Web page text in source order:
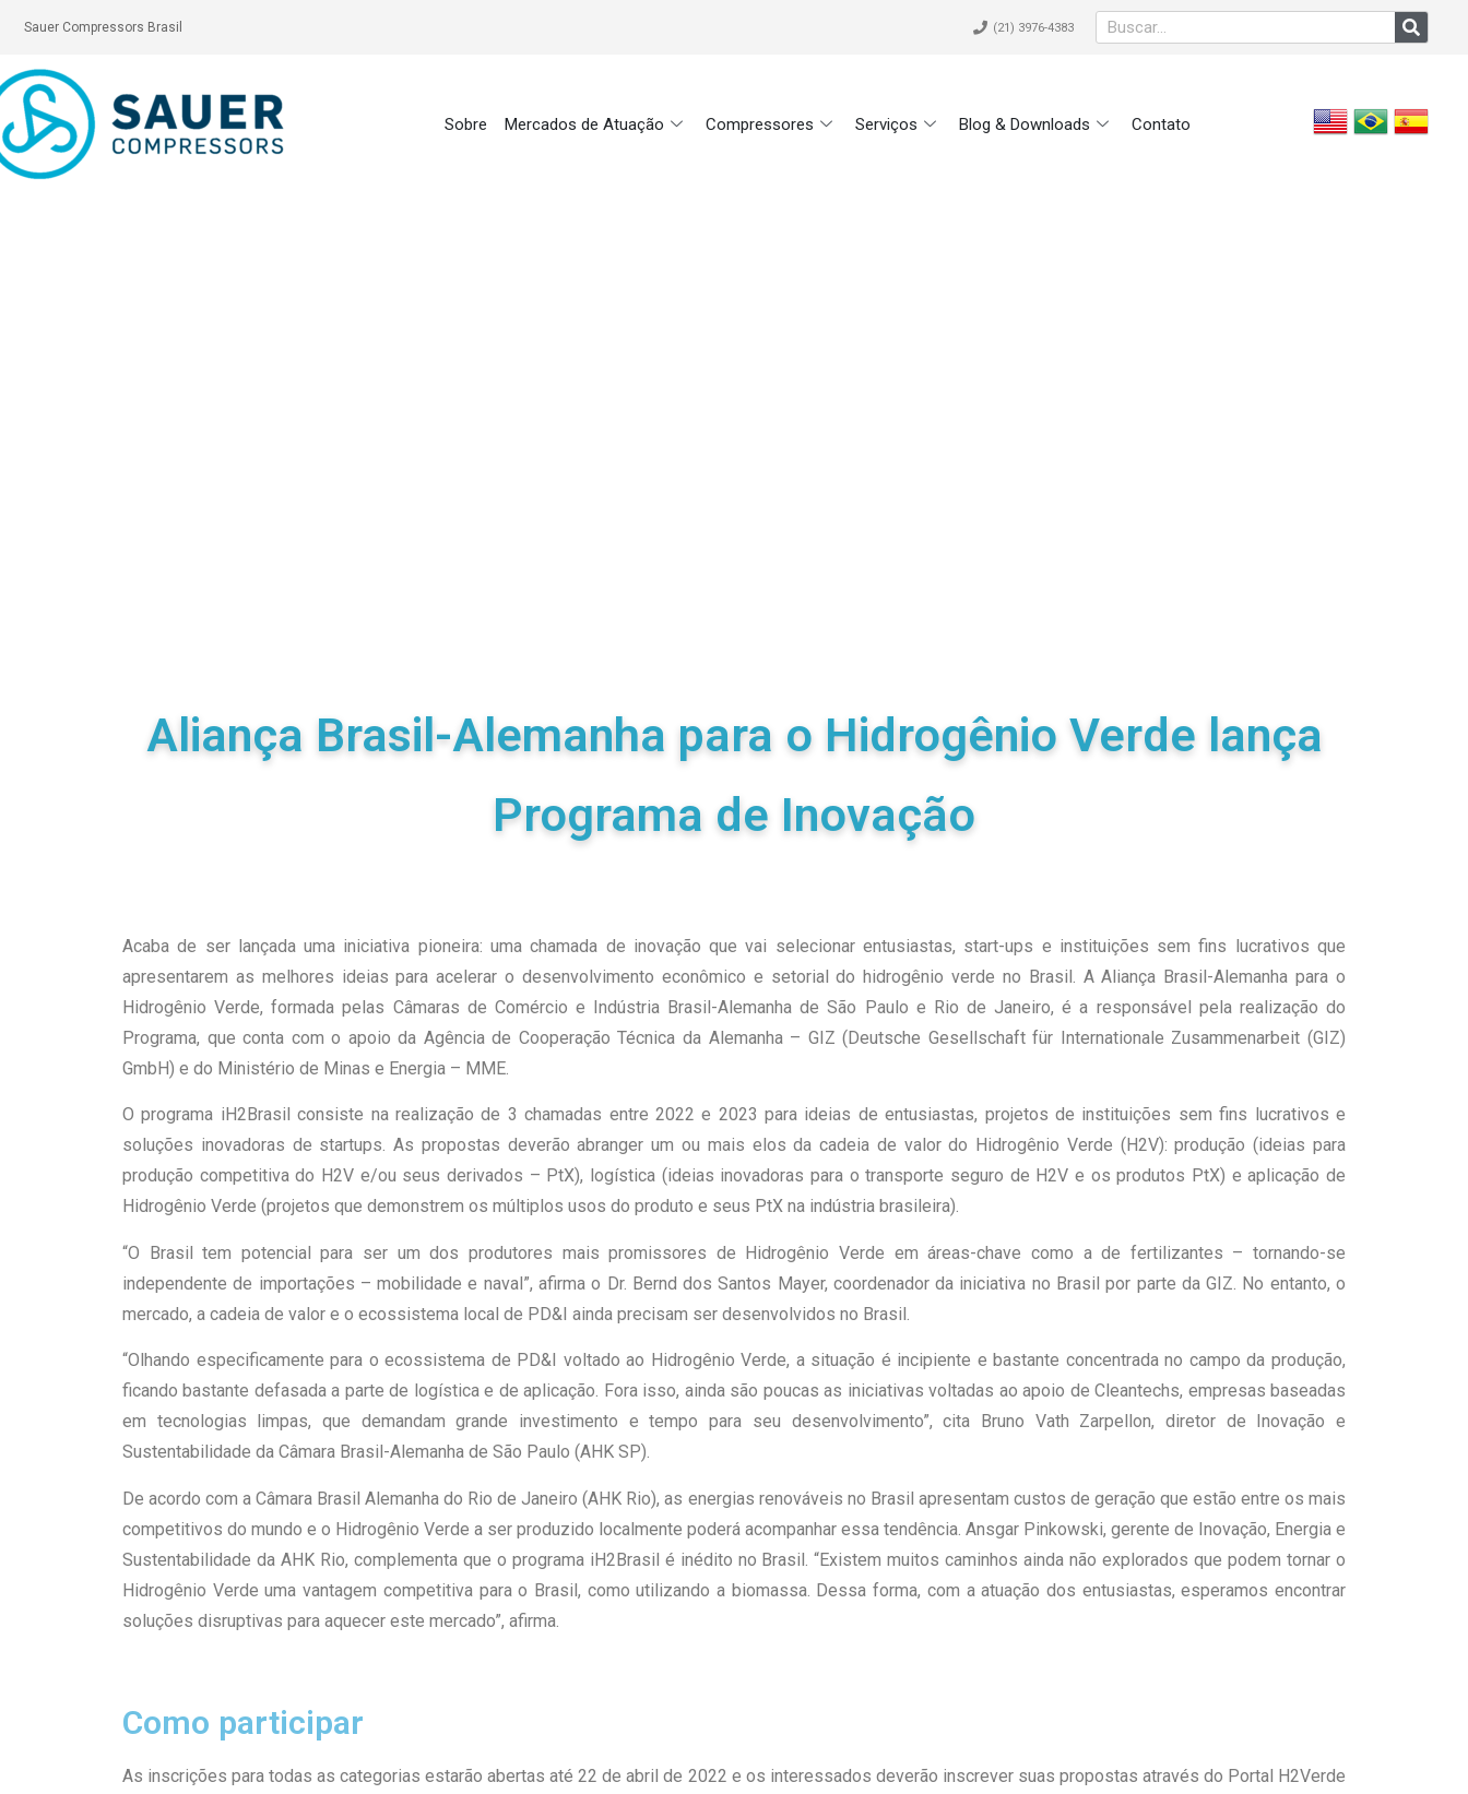
Sauer Compressors Brasil (21) 3976-4383
Sobre Mercados de Atuação Compressores Serviços Blog & Downloads Contato
Aliança Brasil-Alemanha para o Hidrogênio Verde lança
Programa de Inovação
Acaba de ser lançada uma iniciativa pioneira: uma chamada de inovação que vai selecionar entusiastas, start-ups e instituições sem fins lucrativos que
apresentarem as melhores ideias para acelerar o desenvolvimento econômico e setorial do hidrogênio verde no Brasil. A Aliança Brasil-Alemanha para o
Hidrogênio Verde, formada pelas Câmaras de Comércio e Indústria Brasil-Alemanha de São Paulo e Rio de Janeiro, é a responsável pela realização do
Programa, que conta com o apoio da Agência de Cooperação Técnica da Alemanha – GIZ (Deutsche Gesellschaft für Internationale Zusammenarbeit (GIZ)
GmbH) e do Ministério de Minas e Energia – MME.
O programa iH2Brasil consiste na realização de 3 chamadas entre 2022 e 2023 para ideias de entusiastas, projetos de instituições sem fins lucrativos e
soluções inovadoras de startups. As propostas deverão abranger um ou mais elos da cadeia de valor do Hidrogênio Verde (H2V): produção (ideias para
produção competitiva do H2V e/ou seus derivados – PtX), logística (ideias inovadoras para o transporte seguro de H2V e os produtos PtX) e aplicação de
Hidrogênio Verde (projetos que demonstrem os múltiplos usos do produto e seus PtX na indústria brasileira).
“O Brasil tem potencial para ser um dos produtores mais promissores de Hidrogênio Verde em áreas-chave como a de fertilizantes – tornando-se
independente de importações – mobilidade e naval”, afirma o Dr. Bernd dos Santos Mayer, coordenador da iniciativa no Brasil por parte da GIZ. No entanto, o
mercado, a cadeia de valor e o ecossistema local de PD&I ainda precisam ser desenvolvidos no Brasil.
“Olhando especificamente para o ecossistema de PD&I voltado ao Hidrogênio Verde, a situação é incipiente e bastante concentrada no campo da produção,
ficando bastante defasada a parte de logística e de aplicação. Fora isso, ainda são poucas as iniciativas voltadas ao apoio de Cleantechs, empresas baseadas
em tecnologias limpas, que demandam grande investimento e tempo para seu desenvolvimento”, cita Bruno Vath Zarpellon, diretor de Inovação e
Sustentabilidade da Câmara Brasil-Alemanha de São Paulo (AHK SP).
De acordo com a Câmara Brasil Alemanha do Rio de Janeiro (AHK Rio), as energias renováveis no Brasil apresentam custos de geração que estão entre os mais
competitivos do mundo e o Hidrogênio Verde a ser produzido localmente poderá acompanhar essa tendência. Ansgar Pinkowski, gerente de Inovação, Energia e
Sustentabilidade da AHK Rio, complementa que o programa iH2Brasil é inédito no Brasil. “Existem muitos caminhos ainda não explorados que podem tornar o
Hidrogênio Verde uma vantagem competitiva para o Brasil, como utilizando a biomassa. Dessa forma, com a atuação dos entusiastas, esperamos encontrar
soluções disruptivas para aquecer este mercado”, afirma.
Como participar
As inscrições para todas as categorias estarão abertas até 22 de abril de 2022 e os interessados deverão inscrever suas propostas através do Portal H2Verde